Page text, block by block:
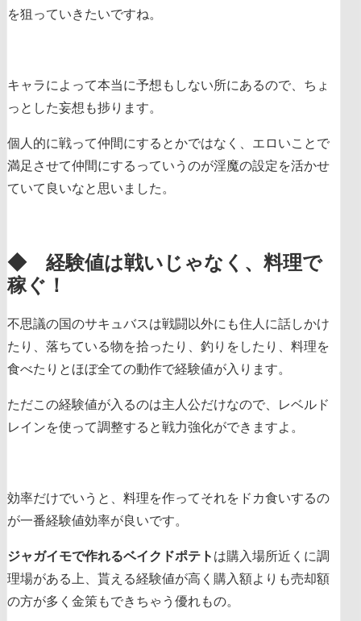
を狙っていきたいですね。
キャラによって本当に予想もしない所にあるので、ちょ
っとした妄想も捗ります。
個人的に戦って仲間にするとかではなく、エロいことで
満足させて仲間にするっていうのが淫魔の設定を活かせ
ていて良いなと思いました。
◆ 経験値は戦いじゃなく、料理で
稼ぐ！
不思議の国のサキュバスは戦闘以外にも住人に話しかけ
たり、落ちている物を拾ったり、釣りをしたり、料理を
食べたりとほぼ全ての動作で経験値が入ります。
ただこの経験値が入るのは主人公だけなので、レベルド
レインを使って調整すると戦力強化ができますよ。
効率だけでいうと、料理を作ってそれをドカ食いするの
が一番経験値効率が良いです。
ジャガイモで作れるベイクドポテト は購入場所近くに調
理場がある上、貰える経験値が高く購入額よりも売却額
の方が多く金策もできちゃう優れもの。